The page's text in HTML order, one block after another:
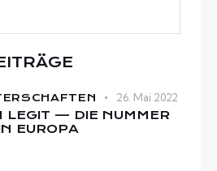
26. Mai 2022
LEGIT — DIE NUMMER
EUROPA